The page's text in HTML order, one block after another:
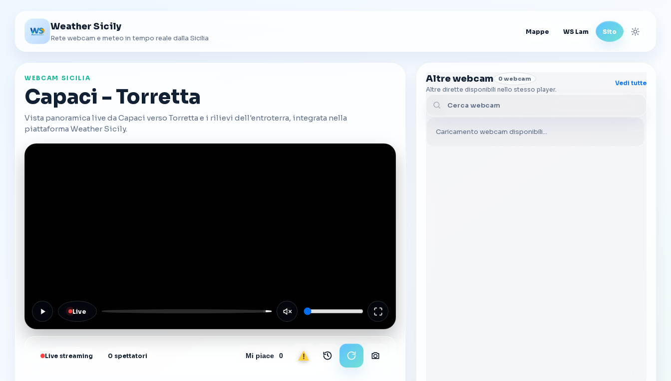
Weather Sicily
Rete webcam e meteo in tempo reale dalla Sicilia
Mappe WS Lam Sito Cambia
WEBCAM SICILIA
Capaci - Torretta
Vista panoramica live da Capaci verso Torretta e i rilievi dell'entroterra, integrata nella
piattaforma Weather Sicily.
Live
Live streaming 0 spettatori Mi piace 0 SegnalaArchivio immagini
Ricarica stream
Scarica foto
Altre webcam 0 webcam
Altre dirette disponibili nello stesso player.
Vedi tutte
Caricamento webcam disponibili...